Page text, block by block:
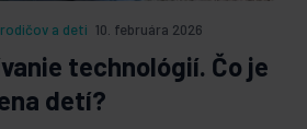
a deti 10. februára 2026
technológií. Čo je
detí?